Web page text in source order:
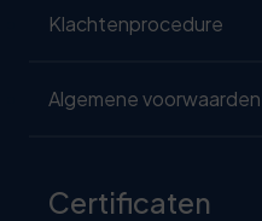
Klachtenprocedure
Algemene voorwaarden
Certificaten